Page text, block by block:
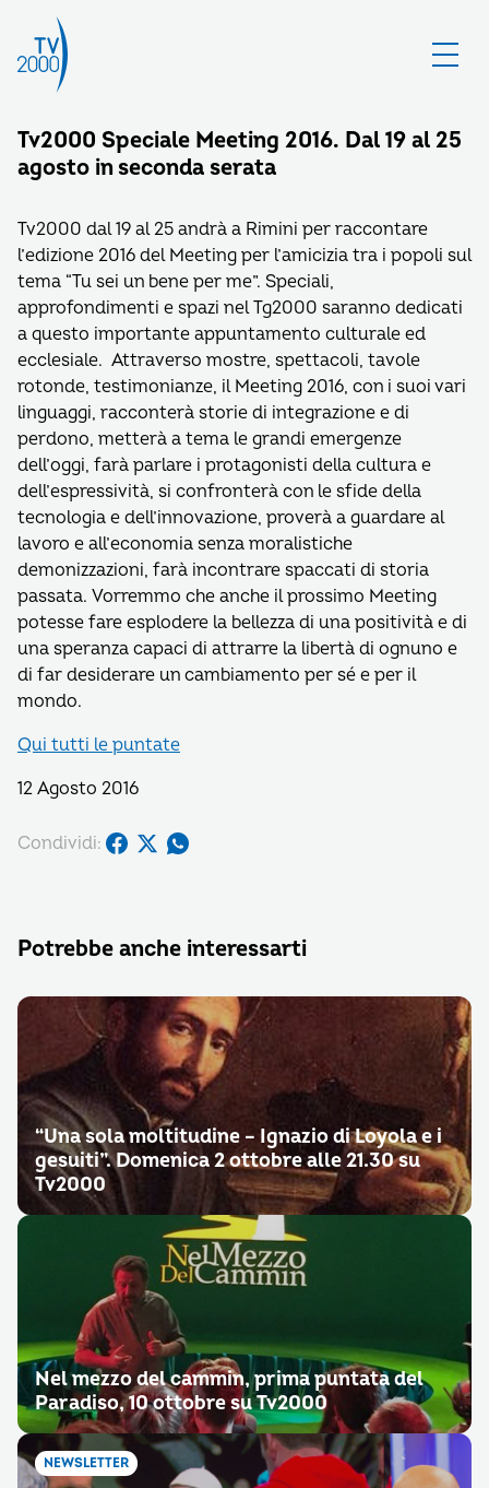
Tv2000 Speciale Meeting 2016. Dal 19 al 25
agosto in seconda serata
Tv2000 dal 19 al 25 andrà a Rimini per raccontare
l’edizione 2016 del Meeting per l’amicizia tra i popoli sul
tema “Tu sei un bene per me”. Speciali,
approfondimenti e spazi nel Tg2000 saranno dedicati
a questo importante appuntamento culturale ed
ecclesiale. Attraverso mostre, spettacoli, tavole
rotonde, testimonianze, il Meeting 2016, con i suoi vari
linguaggi, racconterà storie di integrazione e di
perdono, metterà a tema le grandi emergenze
dell’oggi, farà parlare i protagonisti della cultura e
dell’espressività, si confronterà con le sfide della
tecnologia e dell’innovazione, proverà a guardare al
lavoro e all’economia senza moralistiche
demonizzazioni, farà incontrare spaccati di storia
passata. Vorremmo che anche il prossimo Meeting
potesse fare esplodere la bellezza di una positività e di
una speranza capaci di attrarre la libertà di ognuno e
di far desiderare un cambiamento per sé e per il
mondo.
Qui tutti le puntate
12 Agosto 2016
Condividi:
Potrebbe anche interessarti
“Una sola moltitudine – Ignazio di Loyola e i
gesuiti”. Domenica 2 ottobre alle 21.30 su
Tv2000
Nel mezzo del cammin, prima puntata del
Paradiso, 10 ottobre su Tv2000
NEWSLETTER